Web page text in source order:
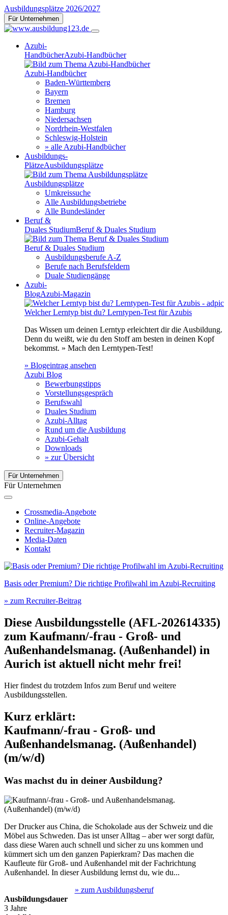
Ausbildungsplätze 2026/2027
Für Unternehmen
Azubi-
HandbücherAzubi-Handbücher
Azubi-Handbücher
Baden-Württemberg
Bayern
Bremen
Hamburg
Niedersachsen
Nordrhein-Westfalen
Schleswig-Holstein
» alle Azubi-Handbücher
Ausbildungs-
PlätzeAusbildungsplätze
Ausbildungsplätze
Umkreissuche
Alle Ausbildungsbetriebe
Alle Bundesländer
Beruf &
Duales StudiumBeruf & Duales Studium
Beruf & Duales Studium
Ausbildungsberufe A-Z
Berufe nach Berufsfeldern
Duale Studiengänge
Azubi-
BlogAzubi-Magazin
Welcher Lerntyp bist du? Lerntypen-Test für Azubis
Das Wissen um deinen Lerntyp erleichtert dir die Ausbildung.
Denn du weißt, wie du den Stoff am besten in deinen Kopf
bekommst. » Mach den Lerntypen-Test!
» Blogeintrag ansehen
Azubi Blog
Bewerbungstipps
Vorstellungsgespräch
Berufswahl
Duales Studium
Azubi-Alltag
Rund um die Ausbildung
Azubi-Gehalt
Downloads
» zur Übersicht
Für Unternehmen
Für Unternehmen
Crossmedia-Angebote
Online-Angebote
Recruiter-Magazin
Media-Daten
Kontakt
Basis oder Premium? Die richtige Profilwahl im Azubi-Recruiting
» zum Recruiter-Beitrag
Diese Ausbildungsstelle (AFL-202614335)
zum Kaufmann/-frau - Groß- und
Außenhandelsmanag. (Außenhandel) in
Aurich ist aktuell nicht mehr frei!
Hier findest du trotzdem Infos zum Beruf und weitere
Ausbildungsstellen.
Kurz erklärt:
Kaufmann/-frau - Groß- und
Außenhandelsmanag. (Außenhandel)
(m/w/d)
Was machst du in deiner Ausbildung?
Der Drucker aus China, die Schokolade aus der Schweiz und die
Möbel aus Schweden. Das ist unser Alltag – aber wer sorgt dafür,
dass diese Waren auch schnell und sicher zu uns kommen und
kümmert sich um den ganzen Papierkram? Das machen die
Kaufleute für Groß- und Außenhandel mit der Fachrichtung
Außenhandel. In dieser Ausbildung lernst du, wie du...
» zum Ausbildungsberuf
Ausbildungsdauer
3 Jahre